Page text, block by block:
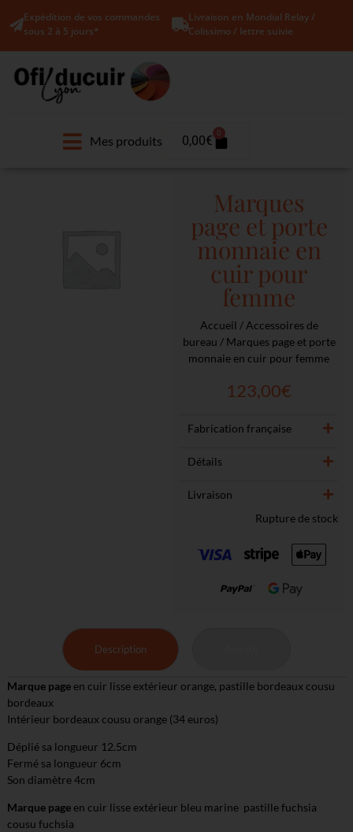
Expédition de vos commandes
sous 2 à 5 jours*
Livraison en Mondial Relay /
Colissimo / lettre suivie
Mes produits 0,00€
0
Marques
page et porte
monnaie en
cuir pour
femme
Accueil / Accessoires de
bureau / Marques page et porte
monnaie en cuir pour femme
123,00€
Fabrication française
Détails
Livraison
Rupture de stock
Description
Marque page en cuir lisse extérieur orange, pastille bordeaux cousu
bordeaux
Intérieur bordeaux cousu orange (34 euros)
Déplié sa longueur 12.5cm
Fermé sa longueur 6cm
Son diamètre 4cm
Marque page en cuir lisse extérieur bleu marine pastille fuchsia
cousu fuchsia